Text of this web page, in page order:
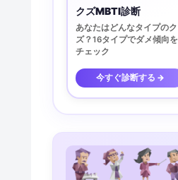
クズMBTI診断
あなたはどんなタイプのク
ズ？16タイプでダメ傾向を
チェック
今すぐ診断する →